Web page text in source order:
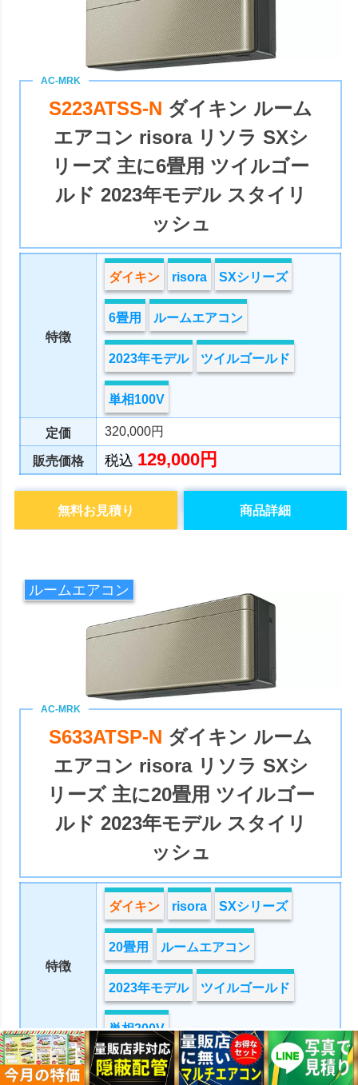
S223ATSS-N ダイキン ルーム
エアコン risora リソラ SXシ
リーズ 主に6畳用 ツイルゴー
ルド 2023年モデル スタイリ
ッシュ
特徴
ダイキン risora SXシリーズ
6畳用 ルームエアコン
2023年モデル ツイルゴールド
単相100V
定価 320,000円
販売価格 税込 129,000円
商品詳細
無料お見積り
ルームエアコン
S633ATSP-N ダイキン ルーム
エアコン risora リソラ SXシ
リーズ 主に20畳用 ツイルゴー
ルド 2023年モデル スタイリ
ッシュ
特徴
ダイキン risora SXシリーズ
20畳用 ルームエアコン
2023年モデル ツイルゴールド
単相200V
定価 630,000円